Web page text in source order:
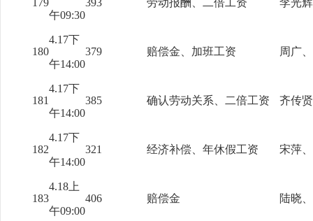
179
午09:30
393 劳动报酬、二倍工资 李光
180
4.17下
午14:00
379 赔偿金、加班工资 周广
181
4.17下
午14:00
385 确认劳动关系、二倍工资 齐传
182
4.17下
午14:00
321 经济补偿、年休假工资 宋萍
183
4.18上
午09:00
406 赔偿金 陆晓